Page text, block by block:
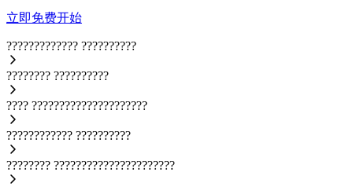
立即免费开始
????????????? ??????????
???????? ??????????
???? ?????????????????????
???????????? ??????????
???????? ??????????????????????